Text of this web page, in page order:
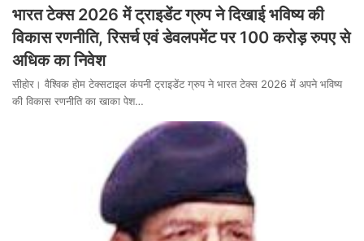
भारत टेक्स 2026 में ट्राइडेंट ग्रुप ने दिखाई भविष्य की
विकास रणनीति, रिसर्च एवं डेवलपमेंट पर 100 करोड़ रुपए से
अधिक का निवेश
सीहोर। वैश्विक होम टेक्सटाइल कंपनी ट्राइडेंट ग्रुप ने भारत टेक्स 2026 में अपने भविष्य
की विकास रणनीति का खाका पेश…